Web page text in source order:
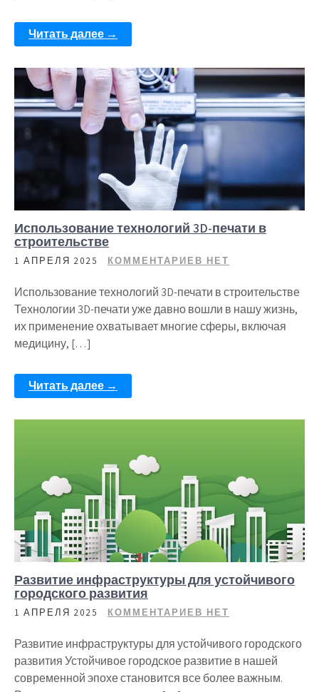
Читать далее →
Использование технологий 3D-печати в
строительстве
1 АПРЕЛЯ 2025 КОММЕНТАРИЕВ НЕТ
Использование технологий 3D-печати в строительстве
Технологии 3D-печати уже давно вошли в нашу жизнь,
их применение охватывает многие сферы, включая
медицину, […]
Читать далее →
Развитие инфраструктуры для устойчивого
городского развития
1 АПРЕЛЯ 2025 КОММЕНТАРИЕВ НЕТ
Развитие инфраструктуры для устойчивого городского
развития Устойчивое городское развитие в нашей
современной эпохе становится все более важным.